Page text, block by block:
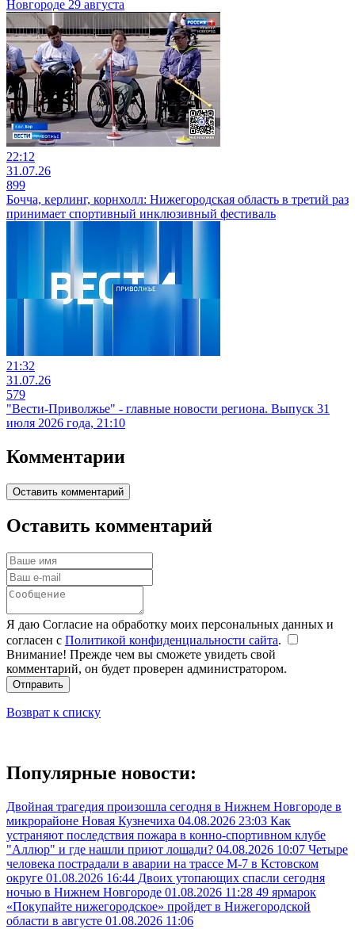
Новгороде 29 августа
22:12
31.07.26
899
Бочча, керлинг, корнхолл: Нижегородская область в третий раз
принимает спортивный инклюзивный фестиваль
21:32
31.07.26
579
"Вести-Приволжье" - главные новости региона. Выпуск 31
июля 2026 года, 21:10
Комментарии
Оставить комментарий
Оставить комментарий
Я даю Согласие на обработку моих персональных данных и
согласен с Политикой конфиденциальности сайта.
Внимание! Прежде чем вы сможете увидеть свой
комментарий, он будет проверен администратором.
Отправить
Возврат к списку
Популярные новости:
Двойная трагедия произошла сегодня в Нижнем Новгороде в
микрорайоне Новая Кузнечиха 04.08.2026 23:03 Как
устраняют последствия пожара в конно-спортивном клубе
"Аллюр" и где нашли приют лошади? 04.08.2026 10:07 Четыре
человека пострадали в аварии на трассе М-7 в Кстовском
округе 01.08.2026 16:44 Двоих утопающих спасли сегодня
ночью в Нижнем Новгороде 01.08.2026 11:28 49 ярмарок
«Покупайте нижегородское» пройдет в Нижегородской
области в августе 01.08.2026 11:06